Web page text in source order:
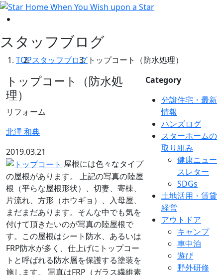
スタッフブログ
TOPスタッフブログ トップコート（防水処理）
トップコート（防水処
理）
リフォーム
北澤 和典
2019.03.21
屋根には色々なタイプ
の屋根があります。 上記の写真の陸屋
根（平らな屋根形状）、切妻、寄棟、
片流れ、方形（ホウギョ）、入母屋、
まだまだあります。そんな中でも気を
付けて頂きたいのが写真の陸屋根で
す。この屋根はシート防水、あるいは
FRP防水が多く、仕上げにトップコー
トと呼ばれる防水層を保護する塗装を
施します。 写真はFRP（ガラス繊維素
Category
分譲住宅・最新
情報
ハンズログ
スターホームの
取り組み
健康ニュー
スレター
SDGs
土地活用・賃貸
経営
アウトドア
キャンプ
車中泊
遊び
野外研修